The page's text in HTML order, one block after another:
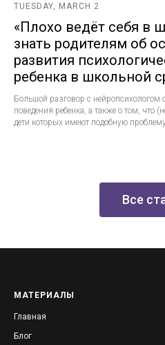
TUESDAY, MARCH 2
«Плохо ведёт себя в
знать родителям об
развития
ребенка в школьной
Большой разговор с нейропсихологом
поведения ребенка, а также о том, что
дети которых имеют подобную
Все
МАТЕРИАЛЫ
Главная
Блог